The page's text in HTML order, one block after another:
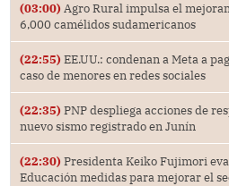
(03:00) Agro Rural impulsa el
6,000 camélidos sudamericanos
(22:55) EE.UU.: condenan a Meta a
caso de menores en redes sociales
(22:35) PNP despliega acciones de
nuevo sismo registrado en Junín
(22:30) Presidenta Keiko Fujimori
Educación medidas para mejorar el